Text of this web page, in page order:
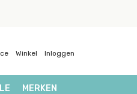
Winkel Inloggen
MERKEN